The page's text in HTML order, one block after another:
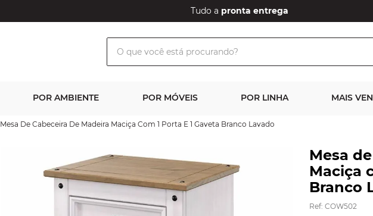
Tudo a pronta entrega
O que você está procurando?
POR AMBIENTE POR MÓVEIS POR LINHA MAIS
Mesa De Cabeceira De Madeira Maciça Com 1 Porta E 1 Gaveta Branco Lavado
Mesa
Maciça
Branco
Ref: COW502